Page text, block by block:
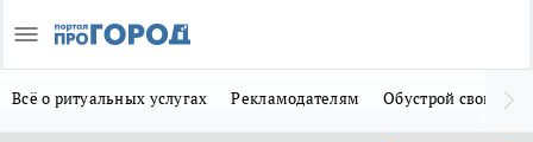
Всё о ритуальных услугах Рекламодателям Обустрой свой дом